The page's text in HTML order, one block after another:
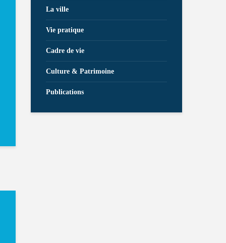
La ville
Vie pratique
Cadre de vie
Culture & Patrimoine
Publications